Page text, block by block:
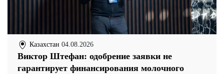
Казахстан 04.08.2026
Виктор Штефан: одобрение заявки не
гарантирует финансирования молочного